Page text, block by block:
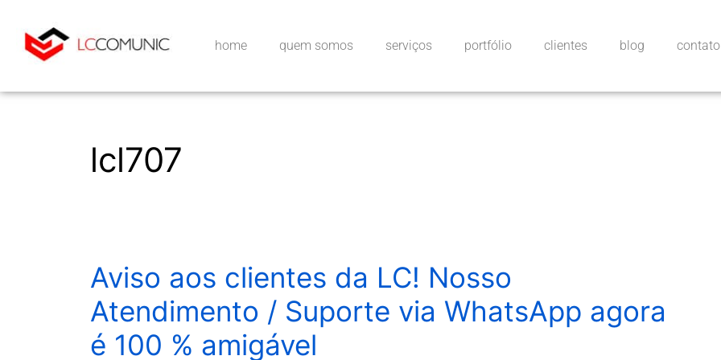
home quem somos serviços portfólio clientes blog contato
lcl707
Aviso aos clientes da LC! Nosso
Atendimento / Suporte via WhatsApp agora
é 100 % amigável